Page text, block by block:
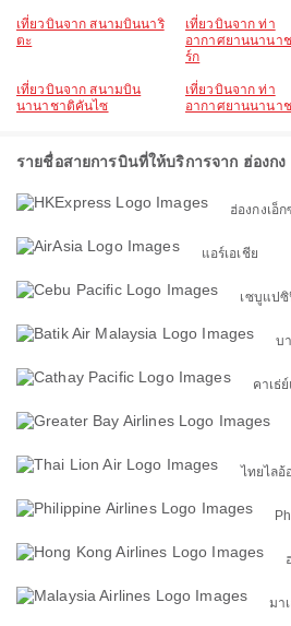
เที่ยวบินจาก สนามบินนาริ
ตะ
เที่ยวบินจาก ท่า
อากาศยานนานา
ร์ก
เที่ยวบินจาก สนามบิน
นานาชาติคันไซ
เที่ยวบินจาก ท่า
อากาศยานนานา
รายชื่อสายการบินที่ให้บริการจาก ฮ่องกง
ฮ่องกงเอ็ก
แอร์เอเชีย
เซบูแป
บ
คาเธ่
ไทยไลอ้
มา